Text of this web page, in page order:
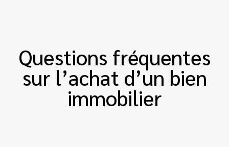
Questions fréquentes
sur l’achat d’un bien
immobilier